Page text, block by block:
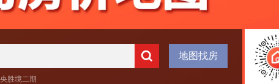
地图找房
胜境二期